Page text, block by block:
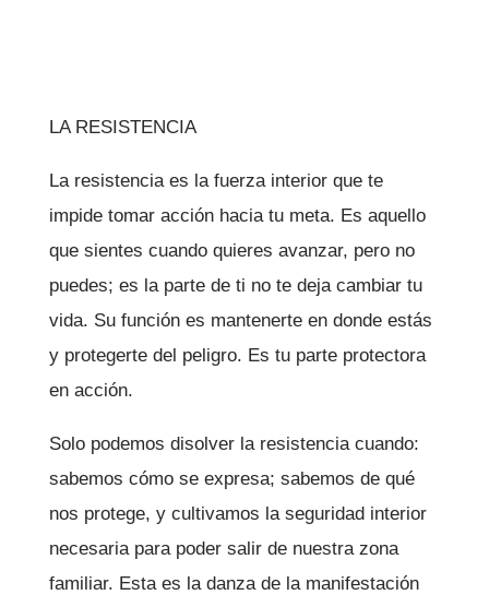
LA RESISTENCIA
La resistencia es la fuerza interior que te
impide tomar acción hacia tu meta. Es aquello
que sientes cuando quieres avanzar, pero no
puedes; es la parte de ti no te deja cambiar tu
vida. Su función es mantenerte en donde estás
y protegerte del peligro. Es tu parte protectora
en acción.
Solo podemos disolver la resistencia cuando:
sabemos cómo se expresa; sabemos de qué
nos protege, y cultivamos la seguridad interior
necesaria para poder salir de nuestra zona
familiar. Esta es la danza de la manifestación